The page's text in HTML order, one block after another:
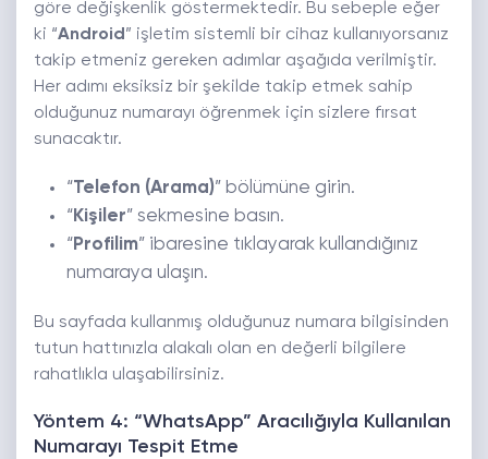
göre değişkenlik göstermektedir. Bu sebeple eğer
ki “Android ” işletim sistemli bir cihaz kullanıyorsanız
takip etmeniz gereken adımlar aşağıda verilmiştir.
Her adımı eksiksiz bir şekilde takip etmek sahip
olduğunuz numarayı öğrenmek için sizlere fırsat
sunacaktır.
“Telefon (Arama)” bölümüne girin.
“Kişiler” sekmesine basın.
“Profilim” ibaresine tıklayarak kullandığınız
numaraya ulaşın.
Bu sayfada kullanmış olduğunuz numara bilgisinden
tutun hattınızla alakalı olan en değerli bilgilere
rahatlıkla ulaşabilirsiniz.
Yöntem 4: “WhatsApp” Aracılığıyla Kullanılan
Numarayı Tespit Etme